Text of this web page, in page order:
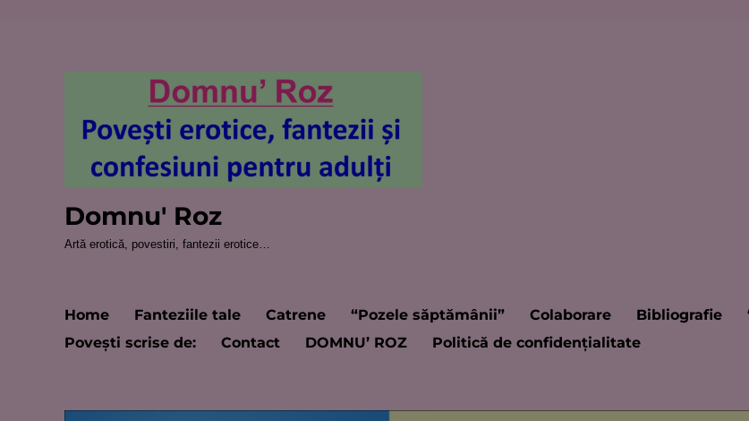
Domnu' Roz
Artă erotică, povestiri, fantezii erotice…
Home Fanteziile tale Catrene “Pozele săptămânii” Colaborare Bibliografie
Poveşti scrise de:
Contact DOMNU’ ROZ Politică de confidențialitate